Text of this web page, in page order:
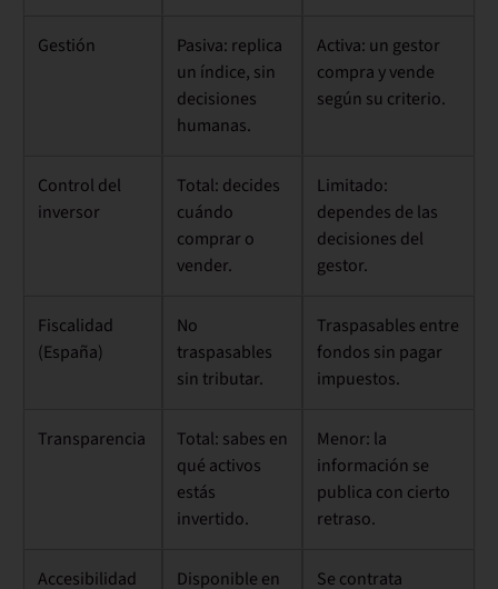
Gestión Pasiva: replica
un índice, sin
decisiones
humanas.
Activa: un gestor
compra y vende
según su criterio.
Control del
inversor
Total: decides
cuándo
comprar o
vender.
Limitado:
dependes de las
decisiones del
gestor.
Fiscalidad
(España)
No
traspasables
sin tributar.
Traspasables entre
fondos sin pagar
impuestos.
Transparencia Total: sabes en
qué activos
estás
invertido.
Menor: la
información se
publica con cierto
retraso.
Accesibilidad
Disponible en
Se contrata